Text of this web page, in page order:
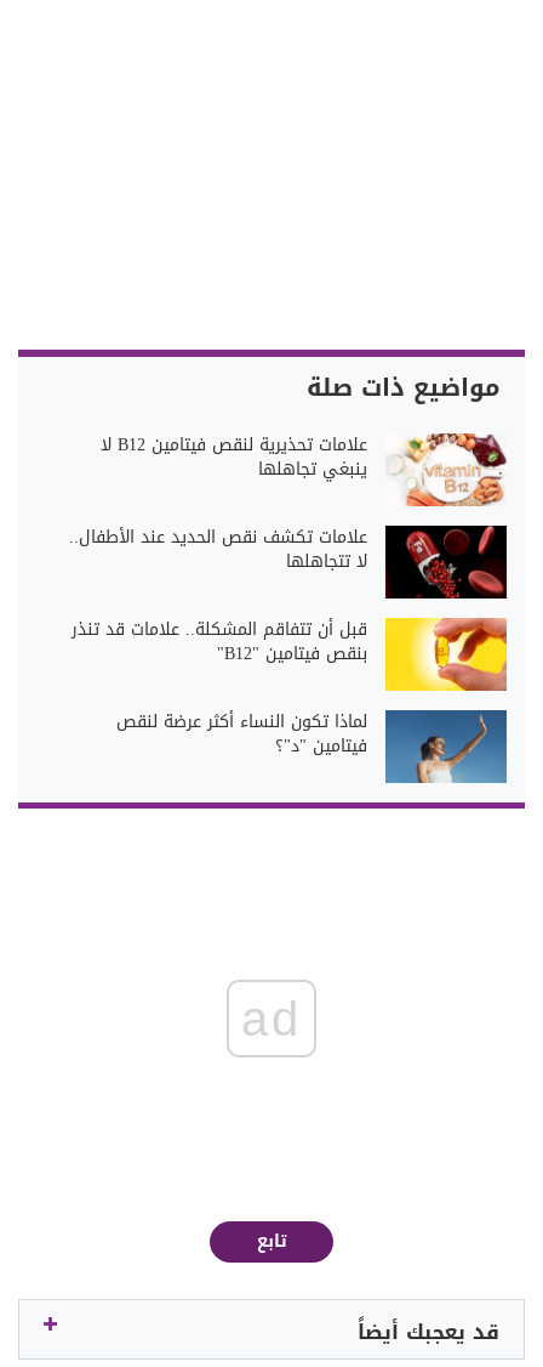
مواضيع ذات صلة
علامات تحذيرية لنقص فيتامين B12 لا
ينبغي تجاهلها
علامات تكشف نقص الحديد عند الأطفال..
لا تتجاهلها
قبل أن تتفاقم المشكلة.. علامات قد تنذر
بنقص فيتامين "B12"
لماذا تكون النساء أكثر عرضة لنقص
فيتامين "د"؟
ad
تابع
قد يعجبك أيضاً